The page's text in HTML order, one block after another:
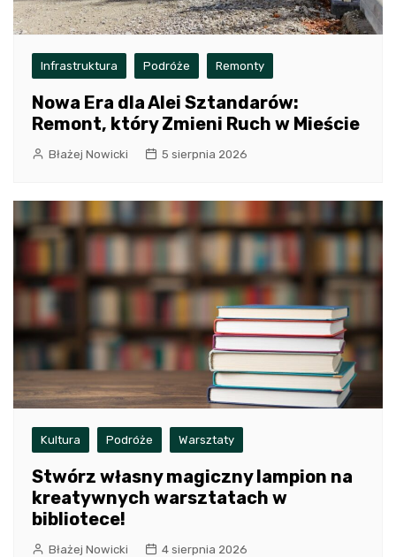
Infrastruktura Podróże Remonty
Nowa Era dla Alei Sztandarów:
Remont, który Zmieni Ruch w Mieście
Błażej Nowicki 5 sierpnia 2026
Kultura Podróże Warsztaty
Stwórz własny magiczny lampion na
kreatywnych warsztatach w
bibliotece!
Błażej Nowicki 4 sierpnia 2026